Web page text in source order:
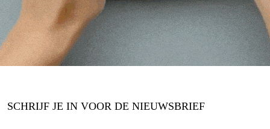
SCHRIJF JE IN VOOR DE NIEUWSBRIEF